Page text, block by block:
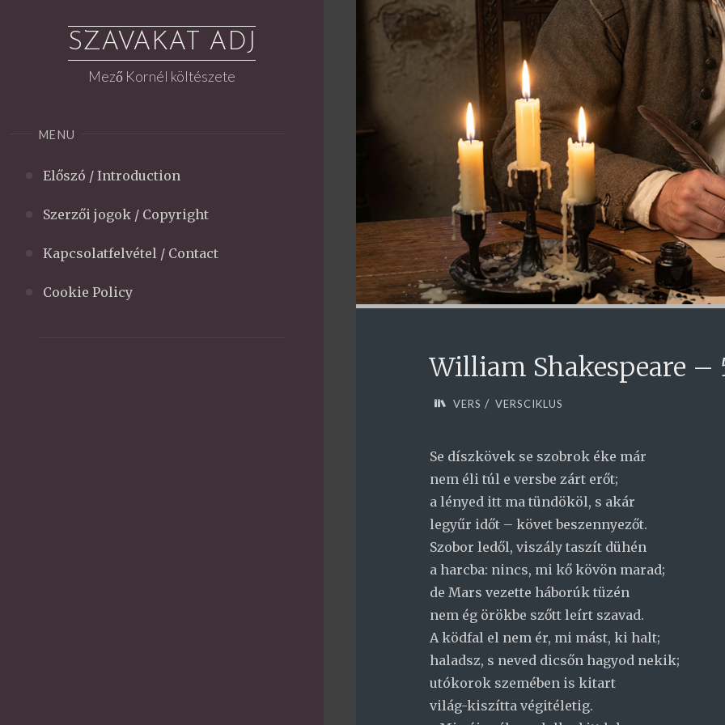
SZAVAKAT ADJ
Mező Kornél költészete
MENU
Előszó / Introduction
Szerzői jogok / Copyright
Kapcsolatfelvétel / Contact
Cookie Policy
William Shakespeare –
VERS / VERSCIKLUS
Se díszkövek se szobrok éke már
nem éli túl e versbe zárt erőt;
a lényed itt ma tündököl, s akár
legyűr időt – követ beszennyezőt.
Szobor ledől, viszály taszít dühén
a harcba: nincs, mi kő kövön marad;
de Mars vezette háborúk tüzén
nem ég örökbe szőtt leírt szavad.
A ködfal el nem ér, mi mást, ki halt;
haladsz, s neved dicsőn hagyod nekik;
utókorok szemében is kitart
világ-kiszítta végitéletig.